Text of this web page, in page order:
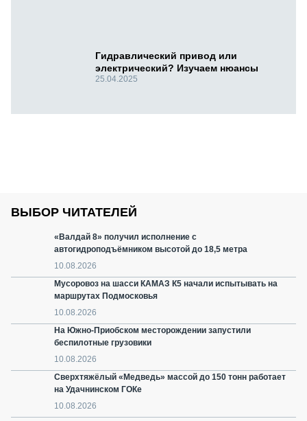
Гидравлический привод или
электрический? Изучаем нюансы
25.04.2025
ВЫБОР ЧИТАТЕЛЕЙ
«Валдай 8» получил исполнение с
автогидроподъёмником высотой до 18,5 метра
10.08.2026
Мусоровоз на шасси КАМАЗ К5 начали испытывать на
маршрутах Подмосковья
10.08.2026
На Южно-Приобском месторождении запустили
беспилотные грузовики
10.08.2026
Сверхтяжёлый «Медведь» массой до 150 тонн работает
на Удачнинском ГОКе
10.08.2026